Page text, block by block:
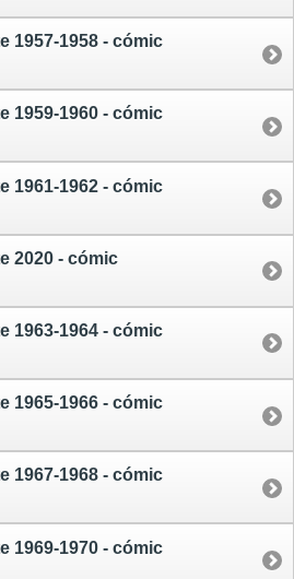
1957-1958 - cómic
1959-1960 - cómic
1961-1962 - cómic
2020 - cómic
1963-1964 - cómic
1965-1966 - cómic
1967-1968 - cómic
1969-1970 - cómic